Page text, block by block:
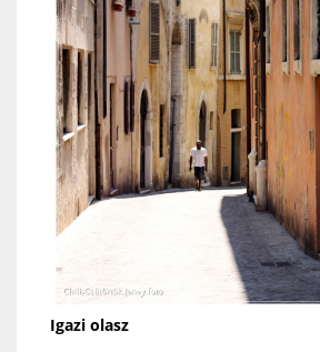
Igazi olasz